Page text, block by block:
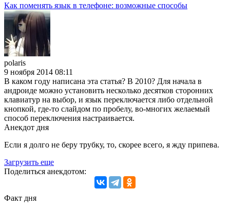
Как поменять язык в телефоне: возможные способы
polaris
9 ноября 2014 08:11
В каком году написана эта статья? В 2010? Для начала в
андроиде можно установить несколько десятков сторонних
клавиатур на выбор, и язык переключается либо отдельной
кнопкой, где-то слайдом по пробелу, во-многих желаемый
способ переключения настраивается.
Анекдот дня
Если я долго не беру трубку, то, скорее всего, я жду припева.
Загрузить еще
Поделиться анекдотом:
Факт дня